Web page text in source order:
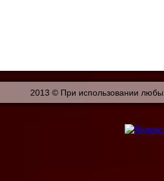
2013 © При использовании